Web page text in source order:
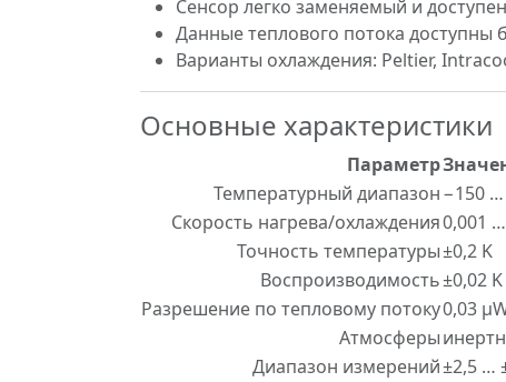
Сенсор легко заменяемый и
Данные теплового потока доступны
Варианты охлаждения: Peltier,
Основные характеристики
Параметр
Температурный диапазон−150 …
Скорость нагрева/охлаждения0,001
Точность температуры±0,2 K
Воспроизводимость±0,02 K
Разрешение по тепловому потоку0,03
Атмосферы
Диапазон измерений±2,5 …